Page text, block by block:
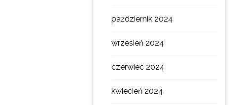
październik 2024
wrzesień 2024
czerwiec 2024
kwiecień 2024